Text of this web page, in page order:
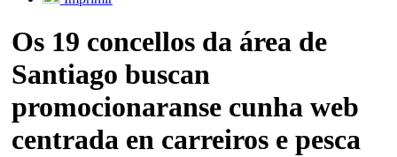
Os 19 concellos da área de
Santiago buscan
promocionaranse cunha web
centrada en carreiros e pesca